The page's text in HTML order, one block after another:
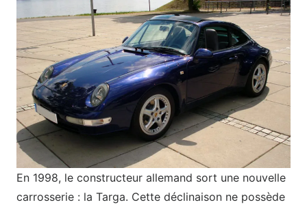
En 1998, le constructeur allemand sort une nouvelle
carrosserie : la Targa. Cette déclinaison ne possède